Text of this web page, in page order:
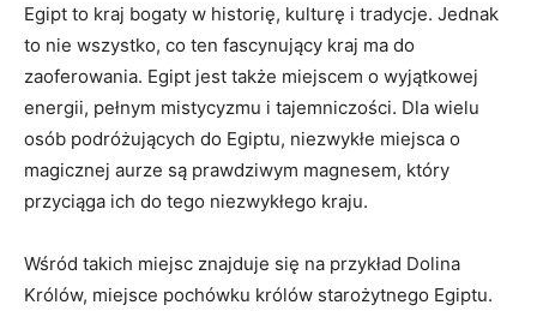
Egipt to ‌kraj ⁤bogaty ⁢w historię, kulturę i tradycje. Jednak
to nie wszystko, co ⁣ten fascynujący kraj ma do
zaoferowania. Egipt jest także miejscem o ‌wyjątkowej
energii, pełnym mistycyzmu i tajemniczości. ‌Dla ‍wielu
osób podróżujących do Egiptu, niezwykłe miejsca o⁣
magicznej ‍aurze⁢ są prawdziwym⁤ magnesem, który
przyciąga ich⁣ do tego ​niezwykłego kraju.
Wśród takich miejsc znajduje​ się‍ na przykład Dolina
Królów,‍ miejsce pochówku ⁢królów starożytnego Egiptu.